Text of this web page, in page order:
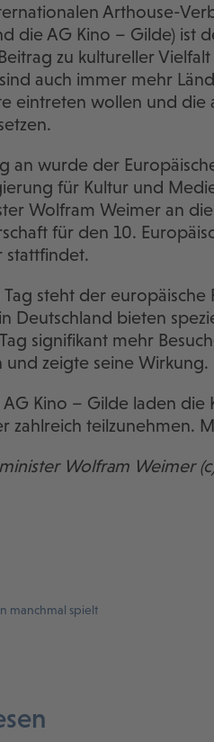
Arthouse-
die AG Kino – Gilde) ist
zu kultureller
auch immer mehr
eintreten wollen und die
an wurde der
für Kultur und
Wolfram Weimer an
für den 10.
stattfindet.
steht der
Deutschland bieten
signifikant mehr
und zeigte seine Wirkung.
AG Kino – Gilde laden
zahlreich teilzunehmen.
Wolfram Weimer
manchmal spielt